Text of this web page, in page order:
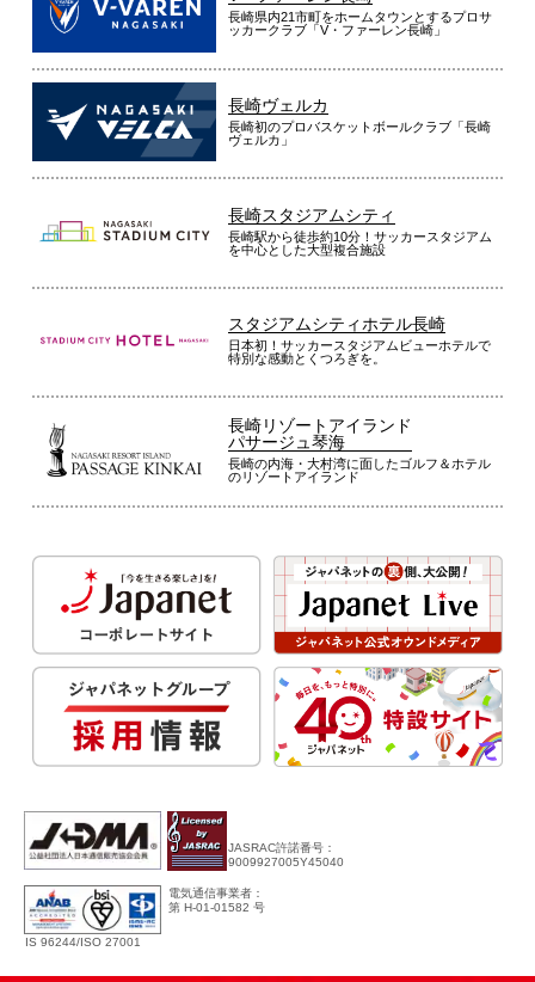
長崎県内21市町をホームタウンとするプロサ
ッカークラブ「V・ファーレン長崎」
長崎ヴェルカ
長崎初のプロバスケットボールクラブ「長崎
ヴェルカ」
長崎スタジアムシティ
長崎駅から徒歩約10分！サッカースタジアム
を中心とした大型複合施設
スタジアムシティホテル長崎
日本初！サッカースタジアムビューホテルで
特別な感動とくつろぎを。
長崎リゾートアイランド
パサージュ琴海
長崎の内海・大村湾に面したゴルフ＆ホテル
のリゾートアイランド
JASRAC許諾番号：
9009927005Y45040
IS 96244/ISO 27001
電気通信事業者：
第 H-01-01582 号